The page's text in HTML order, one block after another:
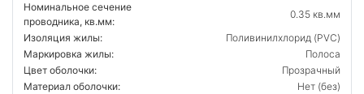
Номинальное сечение
проводника, кв.мм:
0.35 кв.мм
Изоляция жилы:
Поливинилхлорид (PVC)
Маркировка жилы:
Полоса
Цвет оболочки:
Прозрачный
Материал оболочки:
Нет (без)